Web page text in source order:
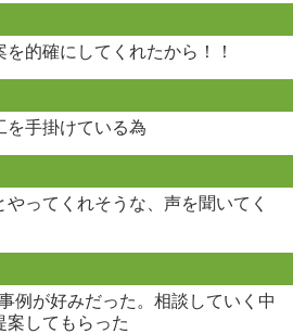
的確にしてくれたから！！
を手掛けている為
ってくれそうな、声を聞いてく
例が好みだった。相談していく中
案してもらった